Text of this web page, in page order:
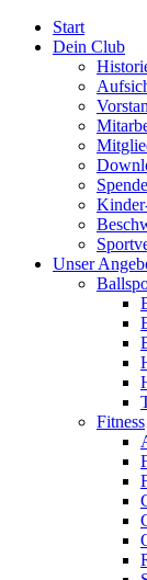
Start
Dein Club
Unser
Fitness